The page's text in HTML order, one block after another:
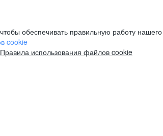
обеспечивать правильную работу
cookie
Правила использования файлов cookie